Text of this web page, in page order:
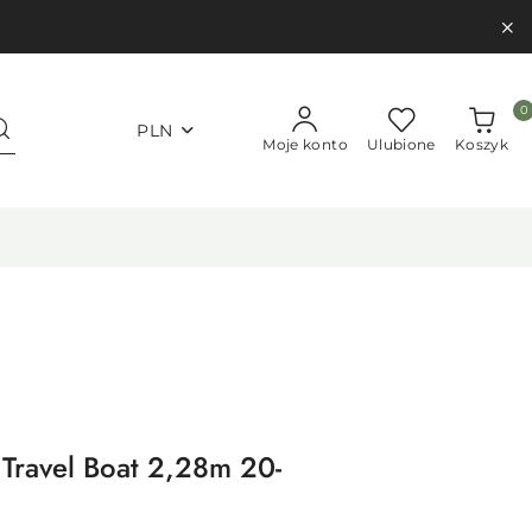
PLN
Moje konto Ulubione Koszyk
0
Boat 2,28m 20-